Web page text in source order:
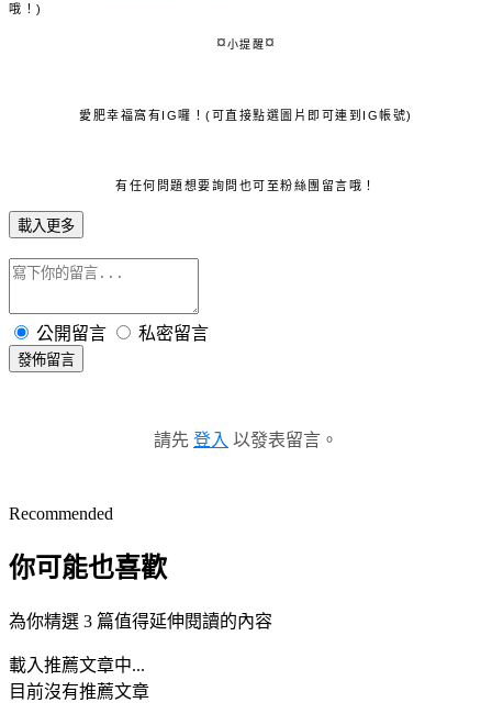
哦！)
¤小提醒¤
愛肥幸福窩有IG囉！(可直接點選圖片即可連到IG帳號)
有任何問題想要詢問也可至粉絲團留言哦！
載入更多
公開留言 私密留言
發佈留言
請先 登入 以發表留言。
Recommended
你可能也喜歡
為你精選 3 篇值得延伸閱讀的內容
載入推薦文章中...
目前沒有推薦文章